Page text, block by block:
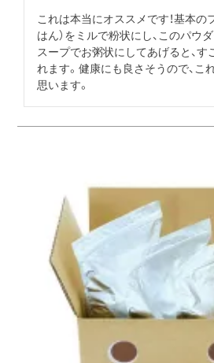
これは本当にオススメです！基本の
はん）をミルで粉状にし、このパウ
スープでお粥状にしてあげると、す
れます。健康にも良さそうので、こ
思います。